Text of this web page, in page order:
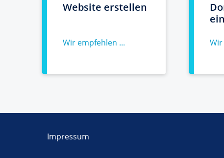
Website erstellen
Wir empfehlen ...
Impressum